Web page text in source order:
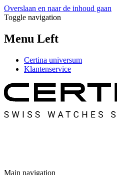
Overslaan en naar de inhoud gaan
Toggle navigation
Menu Left
Certina universum
Klantenservice
Main navigation